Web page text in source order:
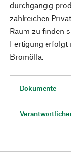
durchgängig
zahlreichen
Raum zu finden
Fertigung erfolgt
Bromölla.
Dokumente